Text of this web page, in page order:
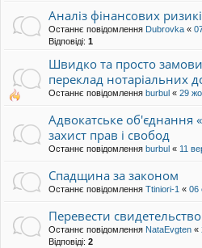
Аналіз фінансових
Останнє повідомлення Dubrovka «
Відповіді: 1
Швидко та просто
переклад нотаріальних
Останнє повідомлення burbul « 29
Адвокатське об'єднання
захист прав і свобод
Останнє повідомлення burbul « 11
Спадщина за законом
Останнє повідомлення Ttiniori-1 « 06
Перевести
Останнє повідомлення NataEvgten «
Відповіді: 2